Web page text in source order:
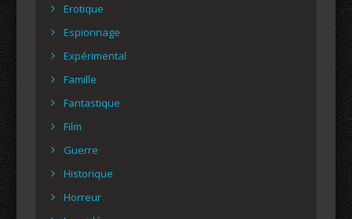
Erotique
Espionnage
Expérimental
Famille
Fantastique
Film
Guerre
Historique
Horreur